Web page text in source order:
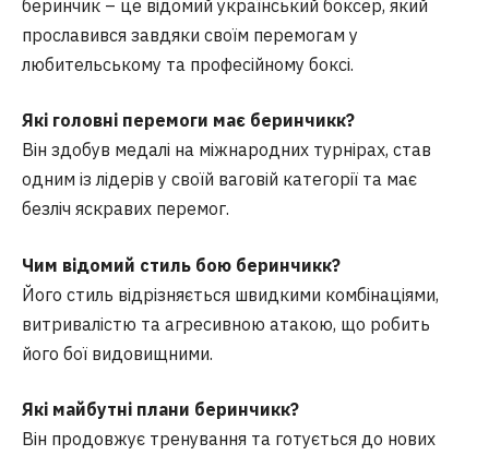
беринчик – це відомий український боксер, який
прославився завдяки своїм перемогам у
любительському та професійному боксі.
Які головні перемоги має беринчикк?
Він здобув медалі на міжнародних турнірах, став
одним із лідерів у своїй ваговій категорії та має
безліч яскравих перемог.
Чим відомий стиль бою беринчикк?
Його стиль відрізняється швидкими комбінаціями,
витривалістю та агресивною атакою, що робить
його бої видовищними.
Які майбутні плани беринчикк?
Він продовжує тренування та готується до нових